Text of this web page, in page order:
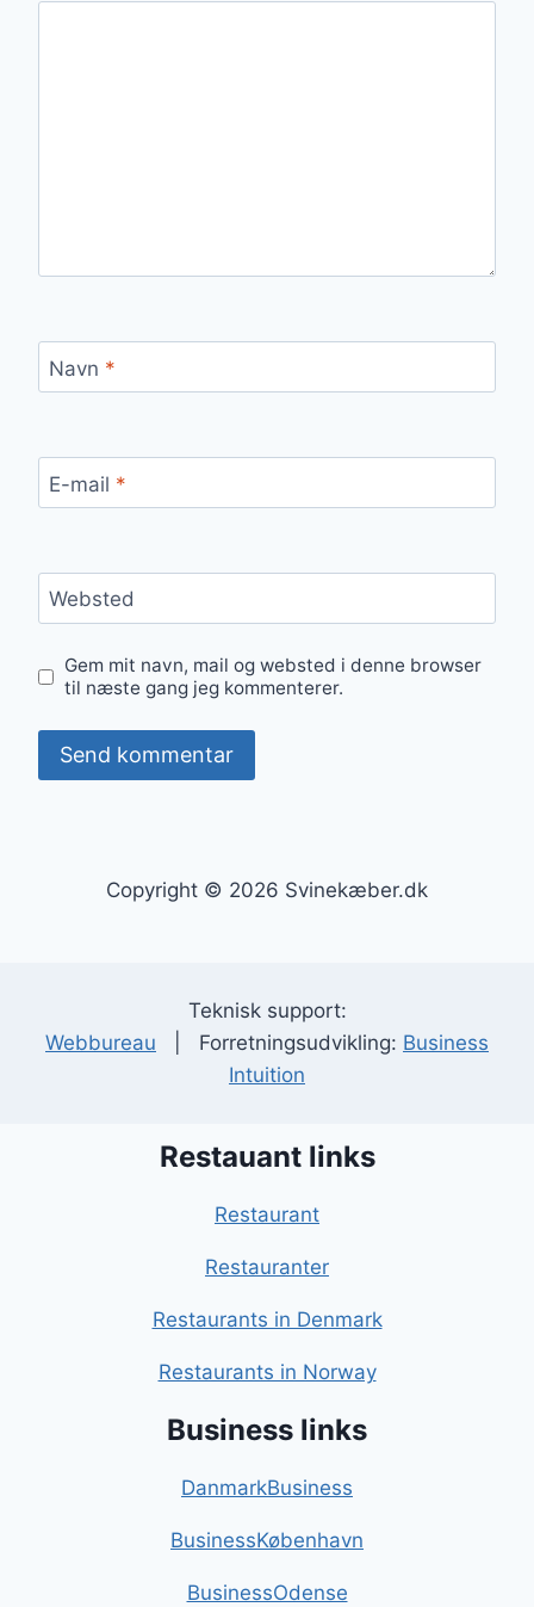
Navn *
E-mail *
Websted
Gem mit navn, mail og websted i denne browser
til næste gang jeg kommenterer.
Copyright © 2026 Svinekæber.dk
Teknisk support:
Webbureau | Forretningsudvikling: Business
Intuition
Restauant links
Restaurant
Restauranter
Restaurants in Denmark
Restaurants in Norway
Business links
DanmarkBusiness
BusinessKøbenhavn
BusinessOdense